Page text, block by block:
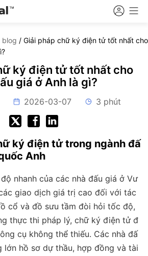
blog / Giải pháp chữ ký điện tử tốt nhất cho
ký điện tử tốt nhất cho
giá ở Anh là gì?
2026-03-07 3 phút
ký điện tử trong ngành đấ
Anh
nhanh của các nhà đấu giá ở Vư
giao dịch giá trị cao đối với tác
cổ và đồ sưu tầm đòi hỏi tốc độ,
thực thi pháp lý, chữ ký điện tử đ
cụ không thể thiếu. Các nhà đấ
lớn hồ sơ dự thầu, hợp đồng và tài